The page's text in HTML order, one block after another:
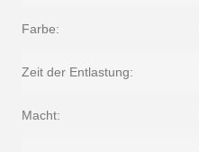
Farbe:
Zeit der Entlastung:
Macht: